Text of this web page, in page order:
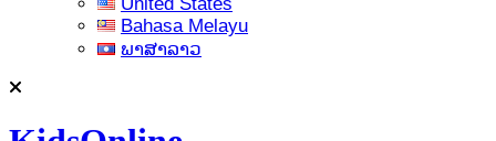
Bahasa Melayu
ພາສາລາວ